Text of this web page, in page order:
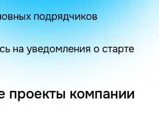
подрядчиков
на уведомления о старте
проекты компании